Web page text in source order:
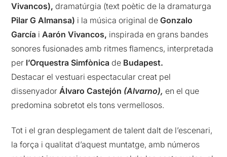
Vivancos), dramatúrgia (text poètic de la dramaturga
Pilar G Almansa) i la música original deGonzalo
García iAarón Vivancos, inspirada en grans bandes
sonores fusionades amb ritmes flamencs, interpretada
per l’Orquestra Simfònica de Budapest.
Destacar el vestuari espectacular creat pel
dissenyadorÁlvaro Castejón (Alvarno), en el que
predomina sobretot els tons vermellosos.
Tot i el gran desplegament de talent dalt de l’escenari,
la força i qualitat d’aquest muntatge, amb números